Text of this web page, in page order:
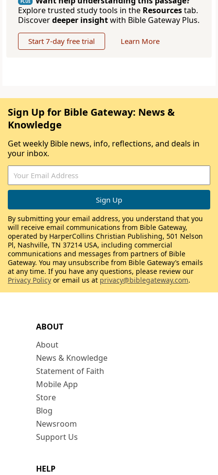
PLUS
Explore trusted study tools in the Resourcestab.
Discoverdeeper insightwith Bible Gateway Plus.
Start 7-day free trial Learn More
ABOUT
About
News & Knowledge
Statement of Faith
Mobile App
Store
Blog
Newsroom
Support Us
HELP
Sign Up for Bible Gateway: News &
Knowledge
Get weekly Bible news, info, reflections, and deals in
your inbox.
By submitting your email address, you understand that you
will receive email communications from Bible Gateway,
operated by HarperCollins Christian Publishing, 501 Nelson
Pl, Nashville, TN 37214 USA, including commercial
communications and messages from partners of Bible
Gateway. You may unsubscribe from Bible Gateway’s emails
at any time. If you have any questions, please review our
Privacy Policy or email us at privacy@biblegateway.com.